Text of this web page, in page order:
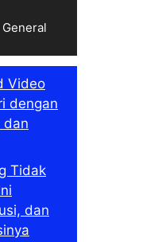
General
Video
dengan
dan
Tidak
dan